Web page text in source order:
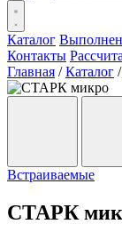
Каталог
Контакты
Главная / Каталог /
Встраиваемые
СТАРК